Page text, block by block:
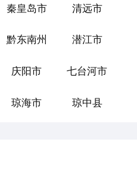
秦皇岛市 清远市
黔东南州 潜江市
庆阳市 七台河市
琼海市 琼中县